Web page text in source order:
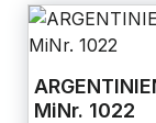
MiNr. 1022